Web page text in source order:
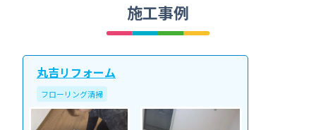
施工事例
丸吉リフォーム
フローリング清掃